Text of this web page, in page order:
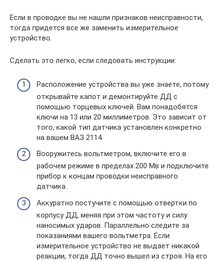
Если в проводке вы не нашли признаков неисправности,
тогда придется все же заменить измерительное
устройство.
Сделать это легко, если следовать инструкции:
Расположение устройства вы уже знаете, потому
открывайте капот и демонтируйте ДД с
помощью торцевых ключей. Вам понадобятся
ключи на 13 или 20 миллиметров. Это зависит от
того, какой тип датчика установлен конкретно
на вашем ВАЗ 2114.
Вооружитесь вольтметром, включите его в
рабочем режиме в пределах 200 Мв и подключите
прибор к концам проводки неисправного
датчика.
Аккуратно постучите с помощью отвертки по
корпусу ДД, меняя при этом частоту и силу
наносимых ударов. Параллельно следите за
показаниями вашего вольтметра. Если
измерительное устройство не выдает никакой
реакции, тогда ДД точно вышел из строя. На его